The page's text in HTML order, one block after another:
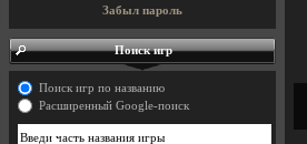
Забыл пароль
Поиск игр
Поиск игр по названию
Расширенный Google-поиск